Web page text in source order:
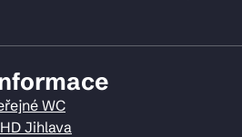
WC
Jihlava